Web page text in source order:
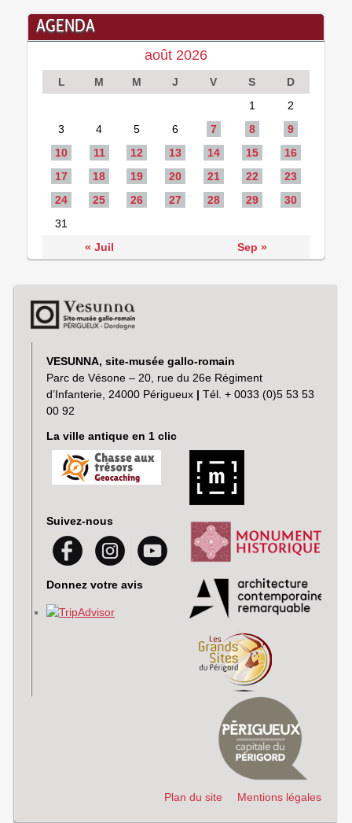
AGENDA
août 2026
L M M J V S
D
1
2
3
4 5 6 7 8
9
10
11 12 13 14 15
16
17
18 19 20 21 22
23
24
25 26 27 28 29
30
31
« Juil
Sep »
VESUNNA, site-musée gallo-romain
Parc de Vésone – 20, rue du 26e Régiment
d’Infanterie, 24000 Périgueux | Tél. + 0033 (0)5 53 53
00 92
La ville antique en 1 clic
Suivez-nous
Donnez votre avis
Plan du site Mentions légales